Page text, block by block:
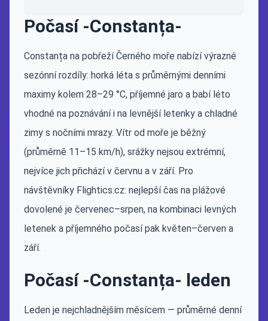
Počasí -Constanța-
Constanța na pobřeží Černého moře nabízí výrazné
sezónní rozdíly: horká léta s průměrnými denními
maximy kolem 28–29 °C, příjemné jaro a babí léto
vhodné na poznávání i na levnější letenky a chladné
zimy s nočními mrazy. Vítr od moře je běžný
(průměrně 11–15 km/h), srážky nejsou extrémní,
nejvíce jich přichází v červnu a v září. Pro
návštěvníky Flightics.cz: nejlepší čas na plážové
dovolené je červenec–srpen, na kombinaci levných
letenek a příjemného počasí pak květen–červen a
září.
Počasí -Constanța- leden
Leden je nejchladnějším měsícem — průměrné denní